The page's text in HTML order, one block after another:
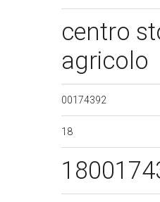
centro
agricolo
00174392
18